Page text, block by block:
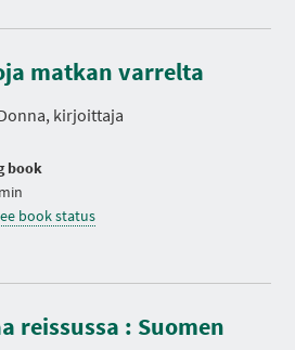
matkan varrelta
kirjoittaja
book
book status
reissussa : Suomen